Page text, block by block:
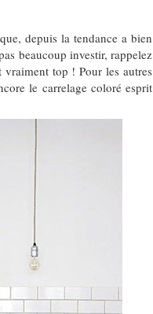
depuis la tendance a bien
beaucoup investir, rappelez
vraiment top ! Pour les autres
le carrelage coloré esprit